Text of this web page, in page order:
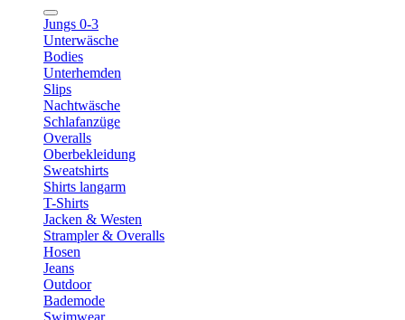
Jungs 0-3
Unterwäsche
Bodies
Unterhemden
Slips
Nachtwäsche
Schlafanzüge
Overalls
Oberbekleidung
Sweatshirts
Shirts langarm
T-Shirts
Jacken & Westen
Strampler & Overalls
Hosen
Jeans
Outdoor
Bademode
Swimwear